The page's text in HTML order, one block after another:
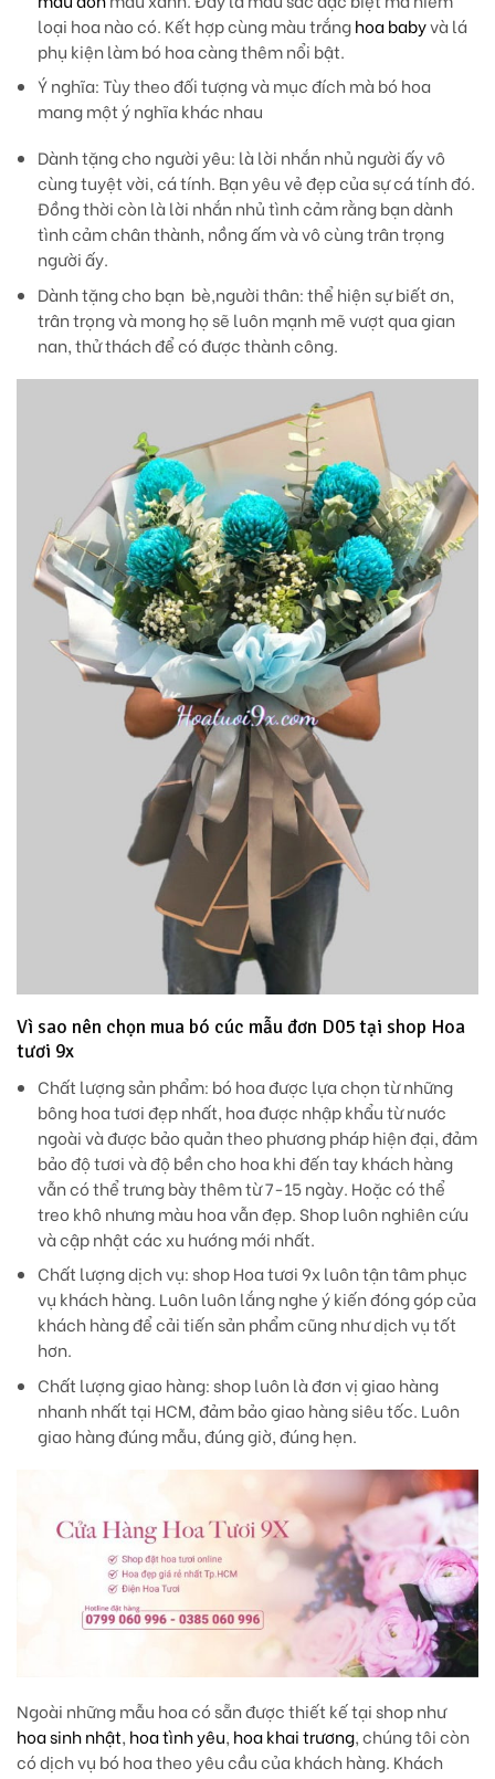
loại hoa nào có. Kết hợp cùng màu trắnghoa babyvà lá
phụ kiện làm bó hoa càng thêm nổi bật.
Ý nghĩa:Tùy theo đối tượng và mục đích mà bó hoa
mang một ý nghĩa khác nhau
Dành tặng cho người yêu: là lời nhắn nhủ người ấy vô
cùng tuyệt vời, cá tính. Bạn yêu vẻ đẹp của sự cá tính đó.
Đồng thời còn là lời nhắn nhủ tình cảm rằng bạn dành
tình cảm chân thành, nồng ấm và vô cùng trân trọng
người ấy.
Dành tặng cho bạn bè,người thân: thể hiện sự biết ơn,
trân trọng và mong họ sẽ luôn mạnh mẽ vượt qua gian
nan, thử thách để có được thành công.
Vì sao nên chọn mua bó cúc mẫu đơn D05 tại shop Hoa
tươi 9x
Chất lượng sản phẩm: bó hoa được lựa chọn từ những
bông hoa tươi đẹp nhất, hoa được nhập khẩu từ nước
ngoài và được bảo quản theo phương pháp hiện đại, đảm
bảo độ tươi và độ bền cho hoa khi đến tay khách hàng
vẫn có thể trưng bày thêm từ 7-15 ngày. Hoặc có thể
treo khô nhưng màu hoa vẫn đẹp. Shop luôn nghiên cứu
và cập nhật các xu hướng mới nhất.
Chất lượng dịch vụ: shop Hoa tươi 9x luôn tận tâm phục
vụ khách hàng. Luôn luôn lắng nghe ý kiến đóng góp của
khách hàng để cải tiến sản phẩm cũng như dịch vụ tốt
hơn.
Chất lượng giao hàng: shop luôn là đơn vị giao hàng
nhanh nhất tại HCM, đảm bảo giao hàng siêu tốc. Luôn
giao hàng đúng mẫu, đúng giờ, đúng hẹn.
Ngoài những mẫu hoa có sẵn được thiết kế tại shop như
hoa sinh nhật, hoa tình yêu, hoa khai trương, chúng tôi còn
có dịch vụ bó hoa theo yêu cầu của khách hàng. Khách